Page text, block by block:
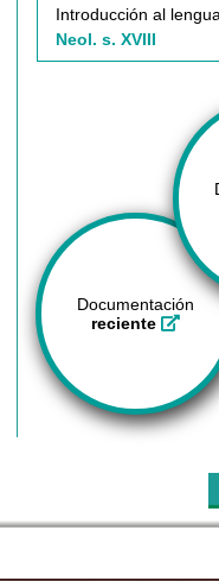
Introducción al
Neol. s. XVIII
Documentación
reciente